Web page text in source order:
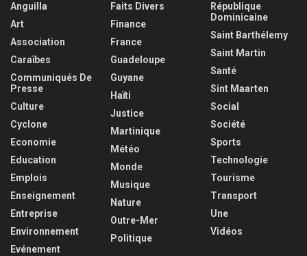
Anguilla
Art
Association
Caraïbes
Communiqués De
Presse
Culture
Cyclone
Economie
Education
Emplois
Enseignement
Entreprise
Environnement
Evénement
Faits Divers
Finance
France
Guadeloupe
Guyane
Haïti
Justice
Martinique
Météo
Monde
Musique
Nature
Outre-Mer
Politique
République
Dominicaine
Saint Barthélemy
Saint Martin
Santé
Sint Maarten
Social
Société
Sports
Technologie
Tourisme
Transport
Une
Vidéos